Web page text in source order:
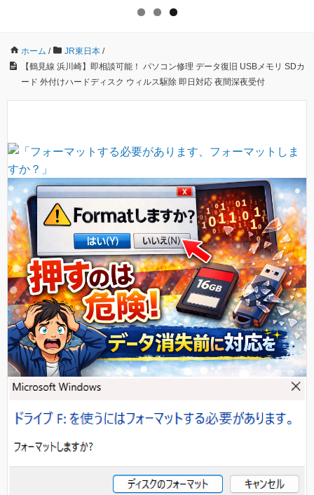
ホーム / JR東日本 /
【鶴見線 浜川崎】即相談可能！ パソコン修理 データ復旧 USBメモリ SDカ
ード 外付けハードディスク ウィルス駆除 即日対応 夜間深夜受付